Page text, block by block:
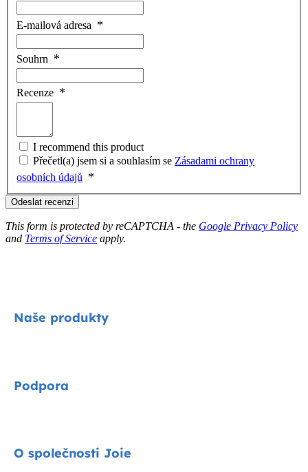
E-mailová adresa
Souhrn
Recenze
I recommend this product
Přečetl(a) jsem si a souhlasím se Zásadami ochrany
osobních údajů
Odeslat recenzi
This form is protected by reCAPTCHA - the Google Privacy Policy
and Terms of Service apply.
Naše produkty
Kočárky
Podpora
O společnosti Joie